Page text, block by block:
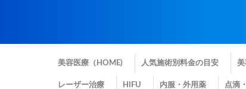
美容医療（HOME) 人気施術別料金の目安
レーザー治療 HIFU 内服・外用薬 点滴